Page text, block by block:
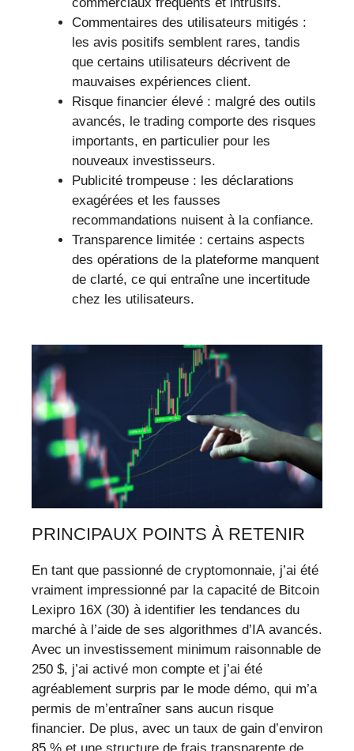
Commentaires des utilisateurs mitigés :
les avis positifs semblent rares, tandis
que certains utilisateurs décrivent de
mauvaises expériences client.
Risque financier élevé : malgré des outils
avancés, le trading comporte des risques
importants, en particulier pour les
nouveaux investisseurs.
Publicité trompeuse : les déclarations
exagérées et les fausses
recommandations nuisent à la confiance.
Transparence limitée : certains aspects
des opérations de la plateforme manquent
de clarté, ce qui entraîne une incertitude
chez les utilisateurs.
PRINCIPAUX POINTS À RETENIR
En tant que passionné de cryptomonnaie, j’ai été
vraiment impressionné par la capacité de Bitcoin
Lexipro 16X (30) à identifier les tendances du
marché à l’aide de ses algorithmes d’IA avancés.
Avec un investissement minimum raisonnable de
250 $, j’ai activé mon compte et j’ai été
agréablement surpris par le mode démo, qui m’a
permis de m’entraîner sans aucun risque
financier. De plus, avec un taux de gain d’environ